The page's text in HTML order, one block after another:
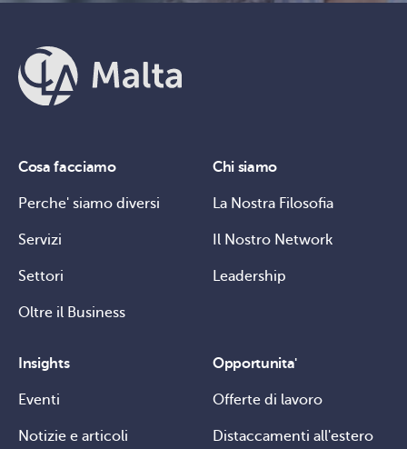
Cosa facciamo
Perche' siamo diversi
Servizi
Settori
Oltre il Business
Chi siamo
La Nostra Filosofia
Il Nostro Network
Leadership
Insights
Eventi
Notizie e articoli
Opportunita'
Offerte di lavoro
Distaccamenti all'estero